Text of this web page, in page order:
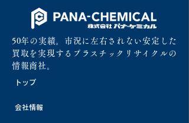
50年の実績。市況に左右されない安定した
買取を実現するプラスチックリサイクルの
情報商社。
トップ
会社情報